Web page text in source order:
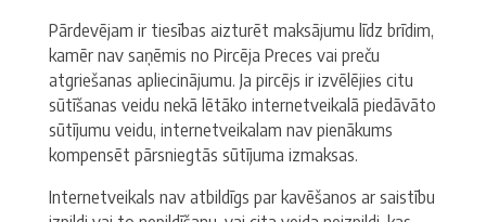
Pārdevējam ir tiesības aizturēt maksājumu līdz brīdim,
kamēr nav saņēmis no Pircēja Preces vai preču
atgriešanas apliecinājumu. Ja pircējs ir izvēlējies citu
sūtīšanas veidu nekā lētāko internetveikalā piedāvāto
sūtījumu veidu, internetveikalam nav pienākums
kompensēt pārsniegtās sūtījuma izmaksas.
Internetveikals nav atbildīgs par kavēšanos ar saistību